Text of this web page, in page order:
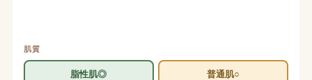
肌質
脂性肌◎ 普通肌○